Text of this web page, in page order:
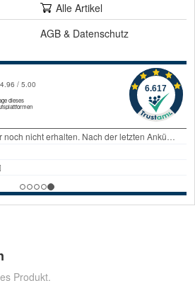
Alle Artikel
AGB & Datenschutz
Produkt.